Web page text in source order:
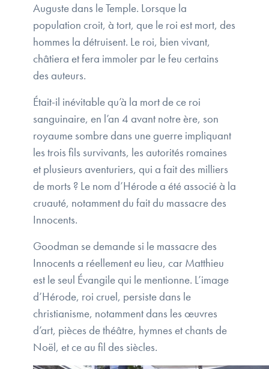
Auguste dans le Temple. Lorsque la
population croit, à tort, que le roi est mort, des
hommes la détruisent. Le roi, bien vivant,
châtiera et fera immoler par le feu certains
des auteurs.
Était-il inévitable qu’à la mort de ce roi
sanguinaire, en l’an 4 avant notre ère, son
royaume sombre dans une guerre impliquant
les trois fils survivants, les autorités romaines
et plusieurs aventuriers, qui a fait des milliers
de morts ? Le nom d’Hérode a été associé à la
cruauté, notamment du fait du massacre des
Innocents.
Goodman se demande si le massacre des
Innocents a réellement eu lieu, car Matthieu
est le seul Évangile qui le mentionne. L’image
d’Hérode, roi cruel, persiste dans le
christianisme, notamment dans les œuvres
d’art, pièces de théâtre, hymnes et chants de
Noël, et ce au fil des siècles.